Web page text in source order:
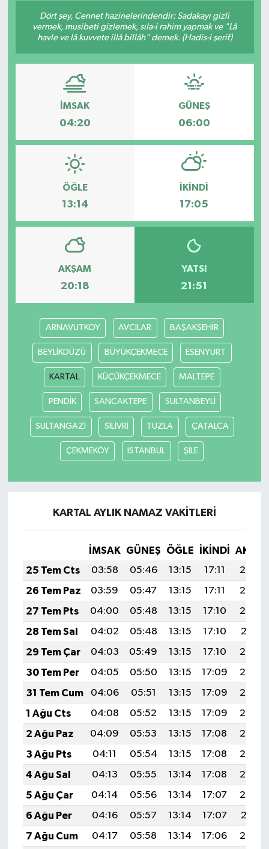
Dört şey, Cennet hazinelerindendir: Sadakayı gizli
vermek, musibeti gizlemek, sıla-i rahim yapmak ve "Lâ
havle ve lâ kuvvete illâ billâh" demek. (Hadis-i şerif)
İMSAK
04:20
GÜNEŞ
06:00
ÖĞLE
13:14
İKINDI
17:05
AKŞAM
20:18
YATSI
21:51
ARNAVUTKOY AVCILAR BAŞAKŞEHİR
BEYLİKDÜZÜ BÜYÜKÇEKMECE ESENYURT
KARTAL KÜÇÜKÇEKMECE MALTEPE
PENDİK SANCAKTEPE SULTANBEYLİ
SULTANGAZİ SİLİVRİ TUZLA ÇATALCA
ÇEKMEKÖY İSTANBUL ŞİLE
KARTAL AYLIK NAMAZ VAKITLERI
İMSAK GÜNEŞ ÖĞLE İKINDI
25 Tem Cts
03:58 05:46 13:15 17:11
20:34
26 Tem Paz
03:59 05:47 13:15 17:11
20:33
27 Tem Pts
04:00 05:48 13:15 17:10
20:32
28 Tem Sal
04:02 05:48 13:15 17:10
20:31
29 Tem Çar
04:03 05:49 13:15 17:10
20:30
30 Tem Per
04:05 05:50 13:15 17:09
20:29
31 Tem Cum
04:06 05:51 13:15 17:09
20:28
1 Ağu Cts
04:08 05:52 13:15 17:09
20:27
2 Ağu Paz
04:09 05:53 13:15 17:08
20:26
3 Ağu Pts
04:11 05:54 13:15 17:08
20:25
4 Ağu Sal
04:13 05:55 13:14 17:08
20:24
5 Ağu Çar
04:14 05:56 13:14 17:07
20:23
6 Ağu Per
04:16 05:57 13:14 17:07
20:21
7 Ağu Cum
04:17 05:58 13:14 17:06
20:20
Siyaset
Spor
Vefat Edenler
Yaşam